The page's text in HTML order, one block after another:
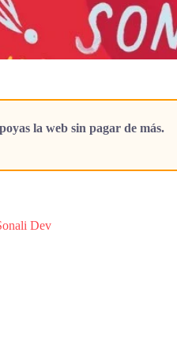
la web sin pagar de más.
Dev